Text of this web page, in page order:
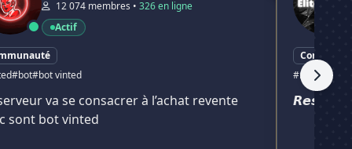
12 074 membres • 326 en ligne
Actif
#bot#bot vinted
va se consacrer à l’achat revente
sont bot vinted
#resell
𝙍𝙚𝙨𝙚𝙡𝙡 :